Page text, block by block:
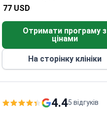
77 USD
Отримати програму з
цінами
На сторінку клініки
4.45 відгуків